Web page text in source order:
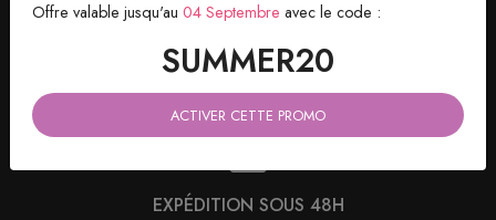
SATISFAIT OU REMBOURSÉ
Retour possible sous 30 jours
EXPÉDITION SOUS 48H
Offre valable jusqu'au 04 Septembre avec le code :
SUMMER20
ACTIVER CETTE PROMO